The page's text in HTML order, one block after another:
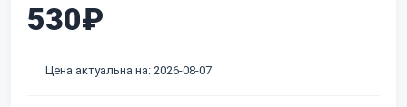
530₽
Цена актуальна на: 2026-08-07